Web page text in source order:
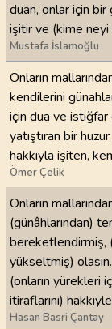
duan, onlar için bir
işitir ve (kime
Mustafa İslamoğlu
Onların
kendilerini
için dua ve istiğfar
yatıştıran bir
hakkıyla işiten,
Ömer Çelik
Onların
(günâhlarından)
bereketlendirmiş,
yükseltmiş)
(onların yürekleri
itiraflarını)
Hasan Basri Çantay